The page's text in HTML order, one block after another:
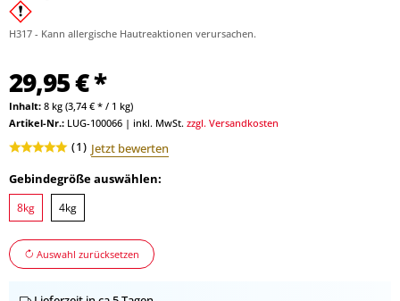
H317 - Kann allergische Hautreaktionen verursachen.
29,95 € *
Inhalt: 8 kg (3,74 € * / 1 kg)
Artikel-Nr.: LUG-100066 | inkl. MwSt. zzgl. Versandkosten
(1) Jetzt bewerten
Gebindegröße auswählen:
8kg 4kg
Auswahl zurücksetzen